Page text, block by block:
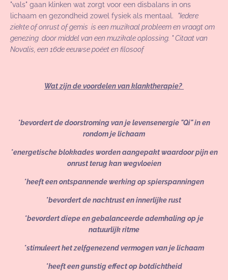
"vals" gaan klinken wat zorgt voor een disbalans in ons
lichaam en gezondheid zowel fysiek als mentaal. "Iedere
ziekte of onrust of gemis is een muzikaal probleem en vraagt om
genezing door middel van een muzikale oplossing. " Citaat van
Novalis, een 16de eeuwse poëet en filosoof
Wat zijn de voordelen van klanktherapie?
*bevordert de doorstroming van je levensenergie "Qi" in en
rondom je lichaam
*energetische blokkades worden aangepakt waardoor pijn en
onrust terug kan wegvloeien
*heeft een ontspannende werking op spierspanningen
*bevordert de nachtrust en innerlijke rust
*bevordert diepe en gebalanceerde ademhaling op je
natuurlijk ritme
*stimuleert het zelfgenezend vermogen van je lichaam
*heeft een gunstig effect op botdichtheid